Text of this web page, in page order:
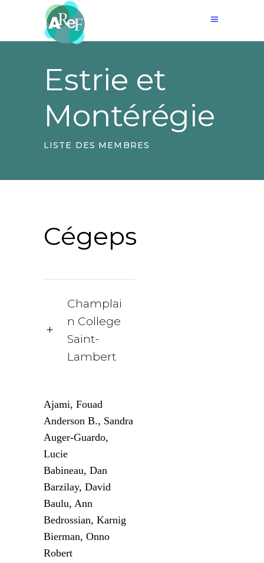
Estrie et
Montérégie
LISTE DES MEMBRES
Cégeps
Champlai
n College
Saint-
Lambert
Ajami, Fouad
Anderson B., Sandra
Auger-Guardo,
Lucie
Babineau, Dan
Barzilay, David
Baulu, Ann
Bedrossian, Karnig
Bierman, Onno
Robert